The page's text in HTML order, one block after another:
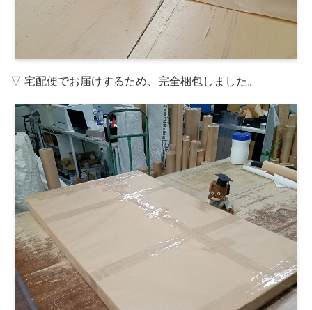
▽ 宅配便でお届けするため、完全梱包しました。